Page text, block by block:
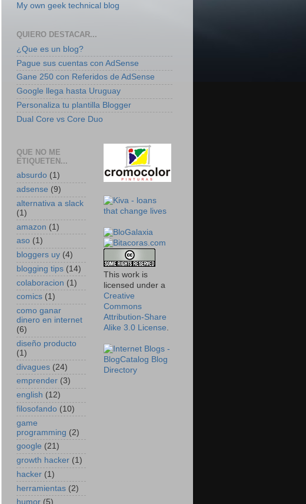
My own geek technical blog
QUIERO DESTACAR...
¿Que es un blog?
Pague sus cuentas con AdSense
Gane 250 con Referidos de AdSense
Google llega hasta Uruguay
Personaliza tu plantilla Blogger
Dual Core vs Core Duo
QUE NO ME
ETIQUETEN...
absurdo (1)
adsense (9)
alternativa a slack
(1)
amazon (1)
aso (1)
bloggers uy (4)
blogging tips (14)
colaboracion (1)
comics (1)
como ganar
dinero en internet
(6)
diseño producto
(1)
divagues (24)
emprender (3)
english (12)
filosofando (10)
game
programming (2)
google (21)
growth hacker (1)
hacker (1)
herramientas (2)
humor (5)
This work is
licensed under a
Creative
Commons
Attribution-Share
Alike 3.0 License.